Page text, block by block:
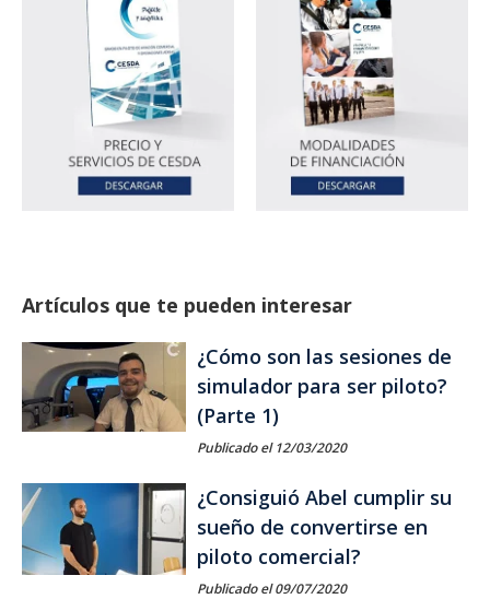
Artículos que te pueden interesar
¿Cómo son las sesiones de
simulador para ser piloto?
(Parte 1)
Publicado el 12/03/2020
¿Consiguió Abel cumplir su
sueño de convertirse en
piloto comercial?
Publicado el 09/07/2020